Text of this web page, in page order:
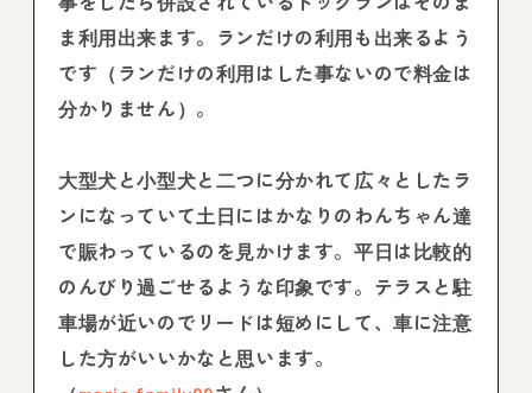
ま利用出来ます。ランだけの利用も出来るよう
です（ランだけの利用はした事ないので料金は
分かりません）。
大型犬と小型犬と二つに分かれて広々としたラ
ンになっていて土日にはかなりのわんちゃん達
で賑わっているのを見かけます。平日は比較的
のんびり過ごせるような印象です。テラスと駐
車場が近いのでリードは短めにして、車に注意
した方がいいかなと思います。